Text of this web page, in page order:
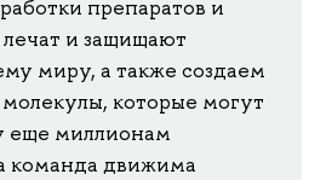
препаратов и
и защищают
миру, а также создаем
которые могут
еще миллионам
команда движима